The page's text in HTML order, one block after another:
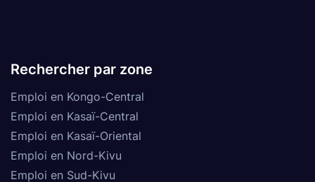
Rechercher par zone
Emploi en Kongo-Central
Emploi en Kasaï-Central
Emploi en Kasaï-Oriental
Emploi en Nord-Kivu
Emploi en Sud-Kivu